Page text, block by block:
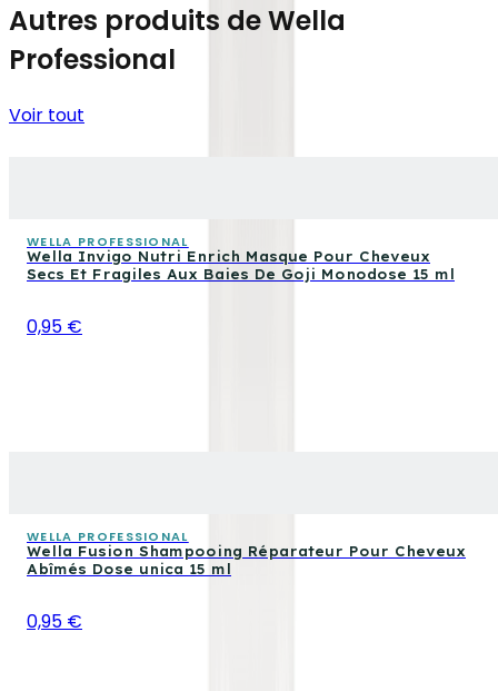
Autres produits de Wella
Professional
Voir tout
WELLA PROFESSIONAL
Wella Invigo Nutri Enrich Masque Pour Cheveux
Secs Et Fragiles Aux Baies De Goji Monodose 15 ml
0,95 €
WELLA PROFESSIONAL
Wella Fusion Shampooing Réparateur Pour Cheveux
Abîmés Dose unica 15 ml
0,95 €